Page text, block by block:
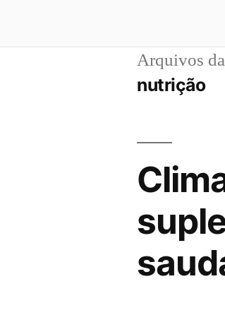
Arquivos
nutrição